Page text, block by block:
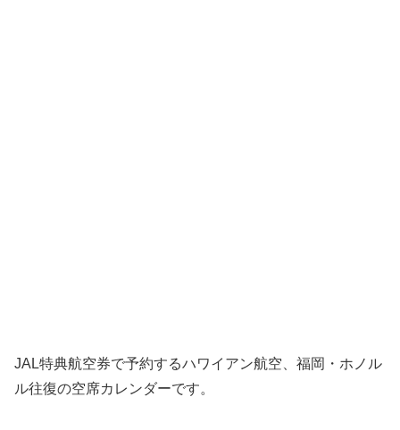
JAL特典航空券で予約するハワイアン航空、福岡・ホノル
ル往復の空席カレンダーです。